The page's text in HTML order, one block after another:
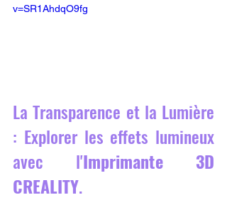
v=SR1AhdqO9fg
La Transparence et la Lumière
: Explorer les effets lumineux
avec l'Imprimante 3D
CREALITY.